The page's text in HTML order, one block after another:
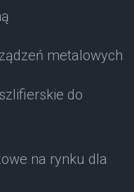
metalowych
do
na rynku dla